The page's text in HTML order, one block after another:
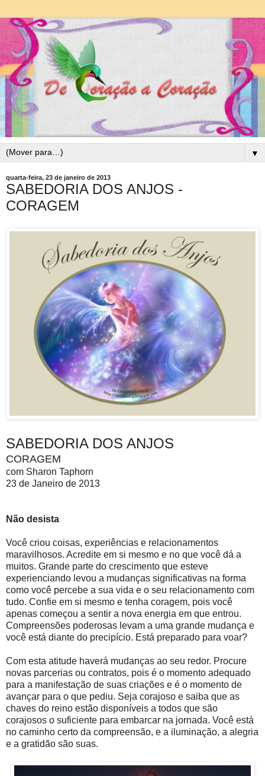
▼
quarta-feira, 23 de janeiro de 2013
SABEDORIA DOS ANJOS -
CORAGEM
SABEDORIA DOS ANJOS
CORAGEM
com Sharon Taphorn
23 de Janeiro de 2013
Não desista
Você criou coisas, experiências e relacionamentos
maravilhosos. Acredite em si mesmo e no que você dá a
muitos. Grande parte do crescimento que esteve
experienciando levou a mudanças significativas na forma
como você percebe a sua vida e o seu relacionamento com
tudo. Confie em si mesmo e tenha coragem, pois você
apenas começou a sentir a nova energia em que entrou.
Compreensões poderosas levam a uma grande mudança e
você está diante do precipício. Está preparado para voar?
Com esta atitude haverá mudanças ao seu redor. Procure
novas parcerias ou contratos, pois é o momento adequado
para a manifestação de suas criações e é o momento de
avançar para o que pediu. Seja corajoso e saiba que as
chaves do reino estão disponíveis a todos que são
corajosos o suficiente para embarcar na jornada. Você está
no caminho certo da compreensão, e a iluminação, a alegria
e a gratidão são suas.